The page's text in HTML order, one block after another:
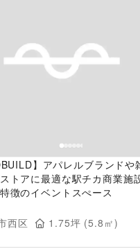
】アパレルブランドや
トアに最適な駅チカ商業施
徴のイベントスぺース
西区 1.75坪 (5.8 ㎡)